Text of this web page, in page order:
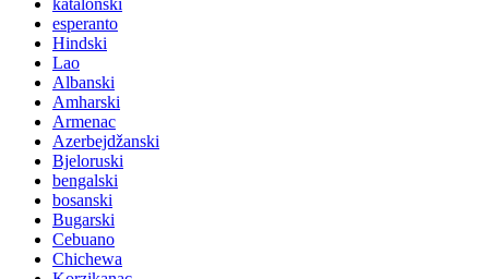
esperanto
Hindski
Lao
Albanski
Amharski
Armenac
Azerbejdžanski
Bjeloruski
bengalski
bosanski
Bugarski
Cebuano
Chichewa